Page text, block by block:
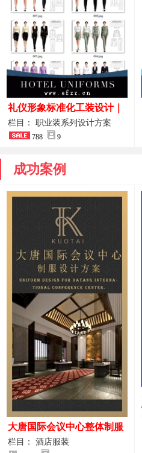
礼仪形象标准化工装设计｜
高端服务业仪态塑造专属职
业装系列
栏目： 职业装系列设计方案
788 9
成功案例
大唐国际会议中心整体制服
设计案例
栏目： 酒店服装